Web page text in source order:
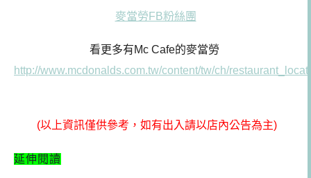
麥當勞FB粉絲團
看更多有Mc Cafe的麥當勞
http://www.mcdonalds.com.tw/content/tw/ch/
(以上資訊僅供參考，如有出入請以店內公告為主)
延伸閱讀